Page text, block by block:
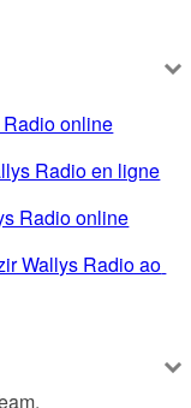
online
Radio en ligne
Radio online
Wallys Radio ao